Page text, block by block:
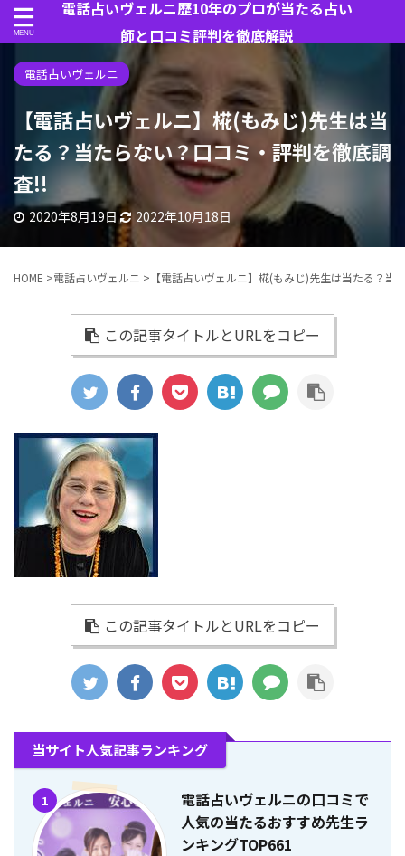
電話占いヴェルニ歴10年のプロが当たる占い
師と口コミ評判を徹底解説
電話占いヴェルニ
【電話占いヴェルニ】椛(もみじ)先生は当
たる？当たらない？口コミ・評判を徹底調
査!!
2020年8月19日 2022年10月18日
HOME >電話占いヴェルニ > 【電話占いヴェルニ】椛(もみじ)先生は当たる？
この記事タイトルとURLをコピー
この記事タイトルとURLをコピー
当サイト人気記事ランキング
1
電話占いヴェルニの口コミで
人気の当たるおすすめ先生ラ
ンキングTOP661